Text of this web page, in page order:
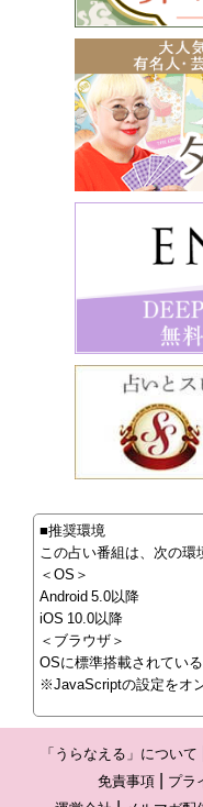
■推奨環境
この占い番組は、次の環
＜OS＞
Android 5.0以降
iOS 10.0以降
＜ブラウザ＞
OSに標準搭載されている
※JavaScriptの設定をオ
「うらなえる」について
免責事項
プラ